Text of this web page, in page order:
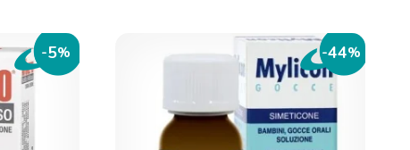
-5% -44%